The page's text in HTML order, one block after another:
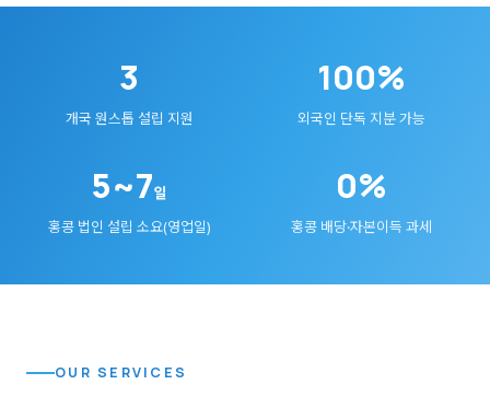
3
개국 원스톱 설립 지원
100%
외국인 단독 지분 가능
5~7일
홍콩 법인 설립 소요(영업일)
0%
홍콩 배당·자본이득 과세
OUR SERVICES